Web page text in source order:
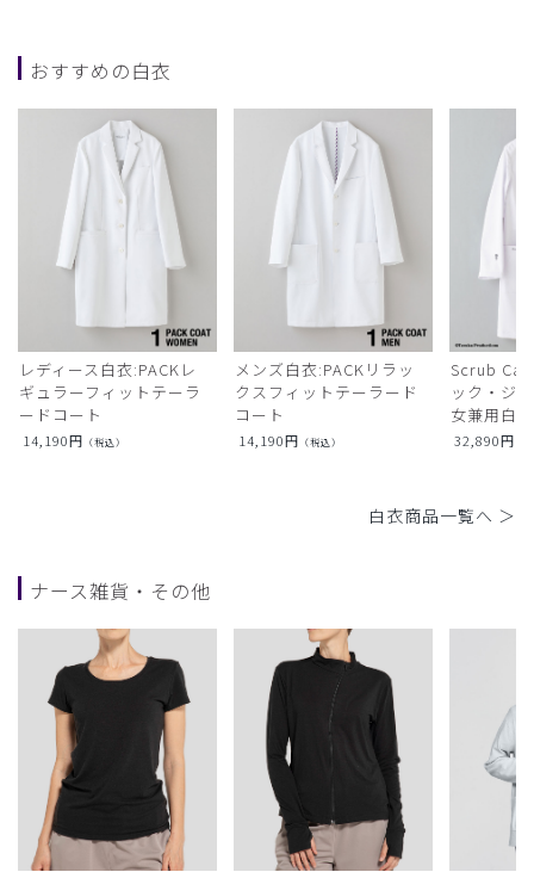
おすすめの白衣
レディース白衣:PACKレ
ギュラーフィットテーラ
ードコート
14,190円 （税込）
メンズ白衣:PACKリラッ
クスフィットテーラード
コート
14,190円 （税込）
Scrub
ック・ジ
女兼用白
32,890円
白衣商品一覧へ ＞
ナース雑貨・その他